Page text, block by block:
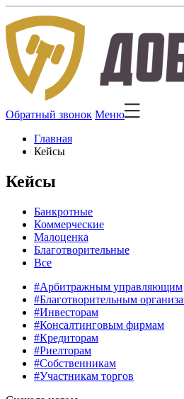
Обратный звонок Меню
Главная
Кейсы
Кейсы
Банкротные
Коммерческие
Малоценка
Благотворительные
Все
#Арбитражным управляющим
#Благотворительным
#Инвесторам
#Консалтинговым фирмам
#Кредиторам
#Риелторам
#Собственникам
#Участникам торгов